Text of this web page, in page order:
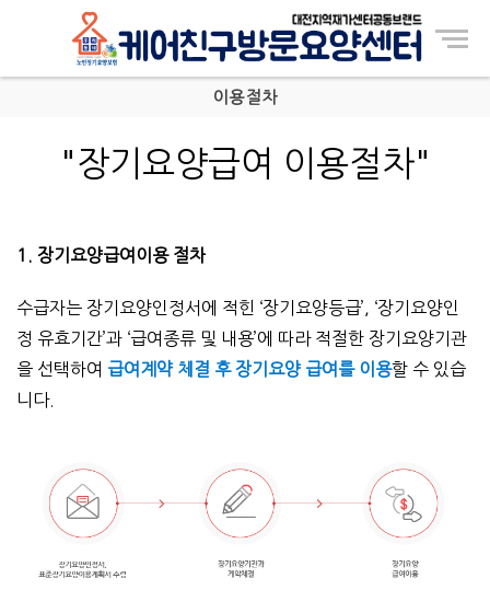
이용절차
"장기요양급여 이용절차"
1. 장기요양급여이용 절차
수급자는 장기요양인정서에 적힌 ‘장기요양등급’, ‘장기요양인
정 유효기간’과 ‘급여종류 및 내용’에 따라 적절한 장기요양기관
을 선택하여 급여계약 체결 후 장기요양 급여를 이용할 수 있습
니다.